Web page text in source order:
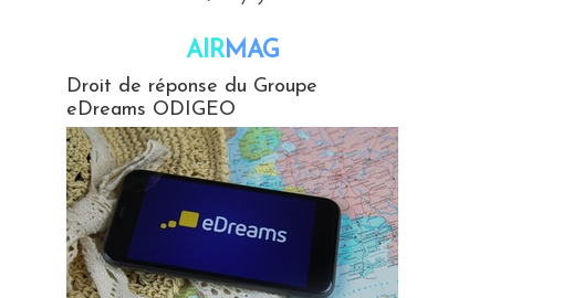
AIRMAG
Droit de réponse du Groupe
eDreams ODIGEO